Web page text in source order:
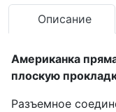
Описание
Американка
плоскую
Разъемное